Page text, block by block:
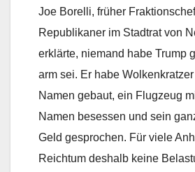
Joe Borelli, früher
Republikaner im Stadtrat von
erklärte, niemand habe Trump
arm sei. Er habe
Namen gebaut, ein Flugzeug
Namen besessen und sein
Geld gesprochen. Für viele
Reichtum deshalb keine